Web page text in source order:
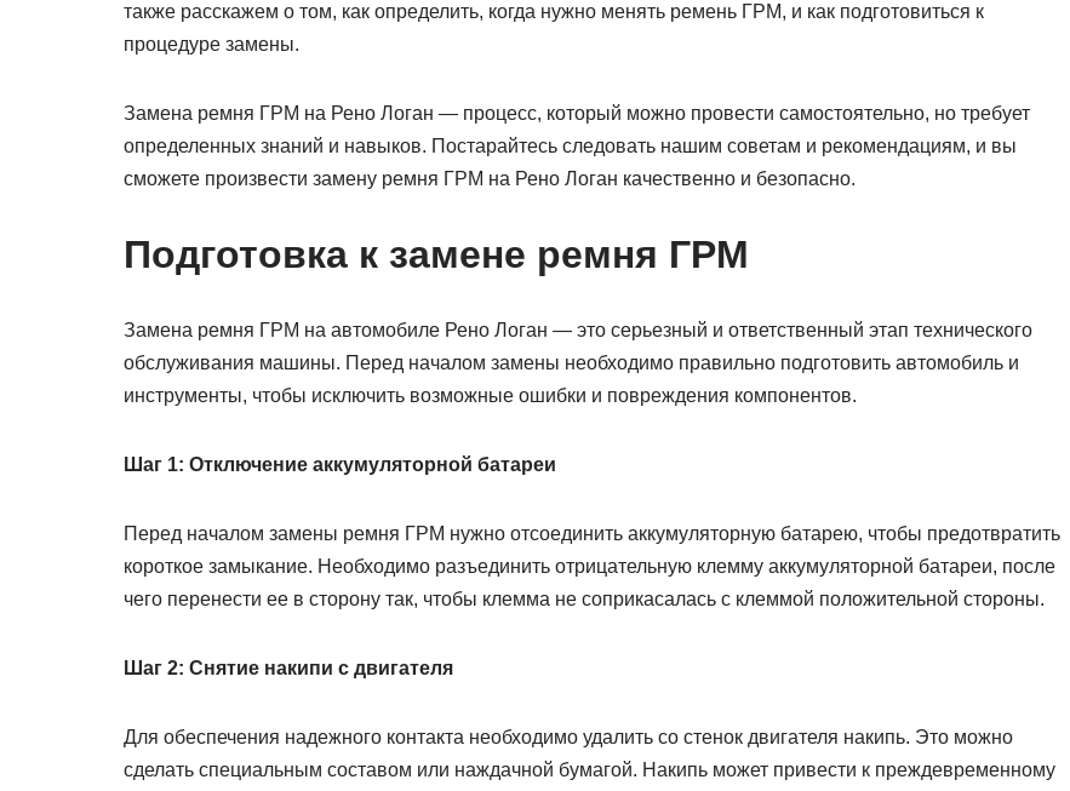
также расскажем о том, как определить, когда нужно менять ремень ГРМ, и как подготовиться к
процедуре замены.
Замена ремня ГРМ на Рено Логан — процесс, который можно провести самостоятельно, но требует
определенных знаний и навыков. Постарайтесь следовать нашим советам и рекомендациям, и вы
сможете произвести замену ремня ГРМ на Рено Логан качественно и безопасно.
Подготовка к замене ремня ГРМ
Замена ремня ГРМ на автомобиле Рено Логан — это серьезный и ответственный этап технического
обслуживания машины. Перед началом замены необходимо правильно подготовить автомобиль и
инструменты, чтобы исключить возможные ошибки и повреждения компонентов.
Шаг 1: Отключение аккумуляторной батареи
Перед началом замены ремня ГРМ нужно отсоединить аккумуляторную батарею, чтобы предотвратить
короткое замыкание. Необходимо разъединить отрицательную клемму аккумуляторной батареи, после
чего перенести ее в сторону так, чтобы клемма не соприкасалась с клеммой положительной стороны.
Шаг 2: Снятие накипи с двигателя
Для обеспечения надежного контакта необходимо удалить со стенок двигателя накипь. Это можно
сделать специальным составом или наждачной бумагой. Накипь может привести к преждевременному